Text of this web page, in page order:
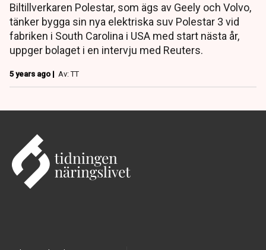
Biltillverkaren Polestar, som ägs av Geely och Volvo,
tänker bygga sin nya elektriska suv Polestar 3 vid
fabriken i South Carolina i USA med start nästa år,
uppger bolaget i en intervju med Reuters.
5 years ago | Av: TT